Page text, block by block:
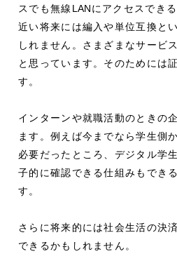
スでも無線 LANにアクセスでき
近い将来には編入や単位互換と
しれません。さまざまなサービ
と思っています。そのためには
す。
インターンや就職活動のときの
ます。例えば今までなら学生側
必要だったところ、デジタル学
子的に確認できる仕組みもでき
す。
さらに将来的には社会生活の決
できるかもしれません。